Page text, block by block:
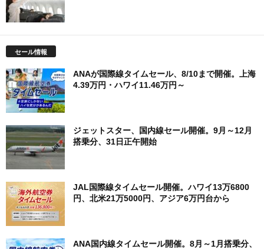
セール情報
ANAが国際線タイムセール、8/10まで開催。上海
4.39万円・ハワイ11.46万円～
ジェットスター、国内線セール開催。9月～12月
搭乗分、31日正午開始
JAL国際線タイムセール開催。ハワイ13万6800
円、北米21万5000円、アジア6万円台から
ANA国内線タイムセール開催。8月～1月搭乗分、